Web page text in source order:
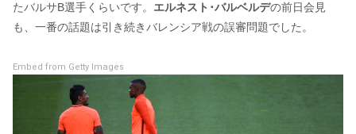
たバルサB選手くらいです。 エルネスト･バルベルデの前日会見
も、一番の話題は引き続きバレンシア戦の誤審問題でした。
Embed from Getty Images